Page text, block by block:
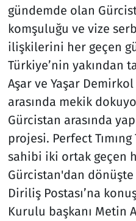
gündemde olan
komşuluğu ve vize
ilişkilerini her geçen
Türkiye’nin yakından
Aşar ve Yaşar
arasında mekik
Gürcistan arasında
projesi. Perfect
sahibi iki ortak geçen
Gürcistan'dan dönüşte
Diriliş Postası’na
Kurulu başkanı Metin
Televizyon